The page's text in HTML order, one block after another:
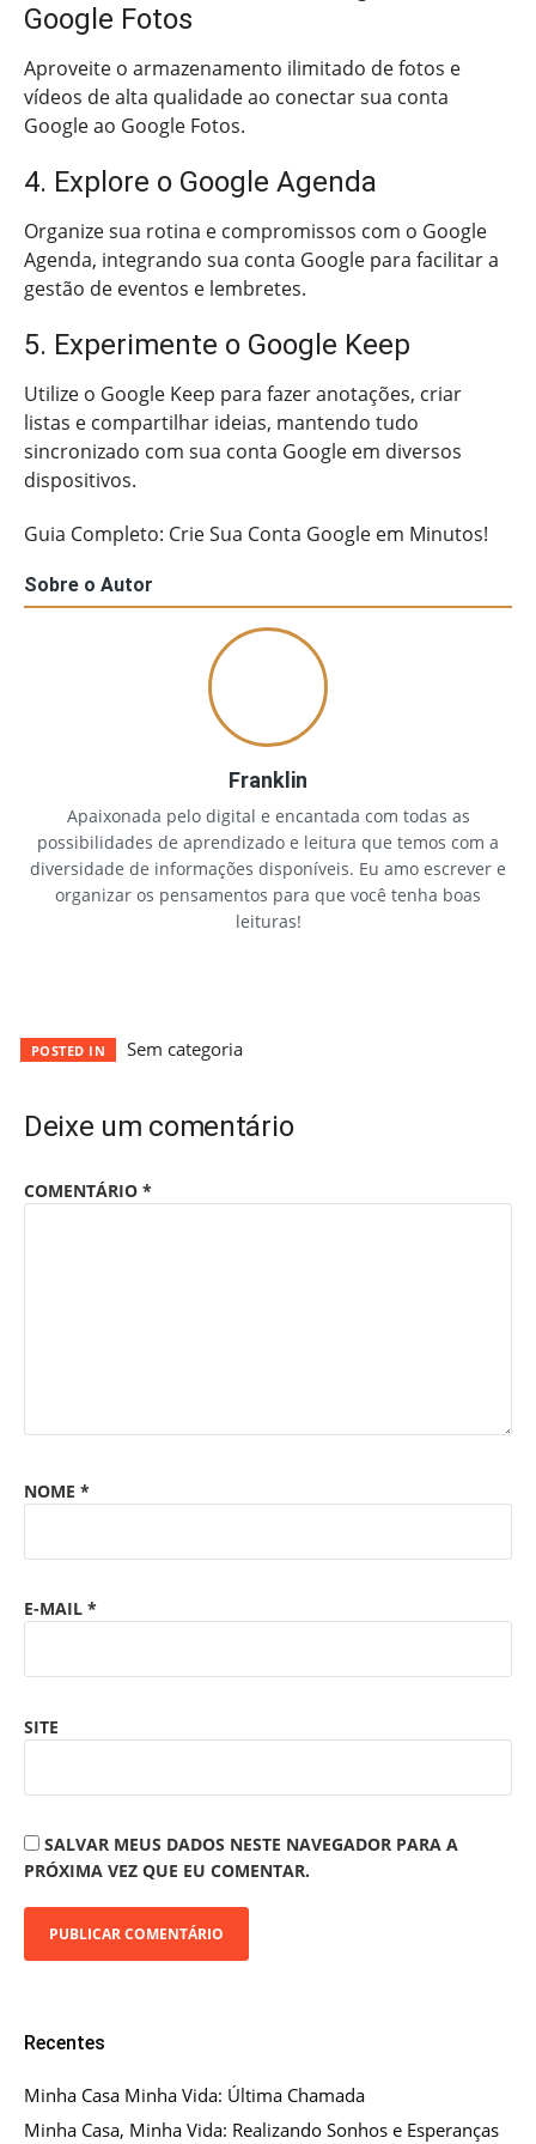
Google Fotos
Aproveite o armazenamento ilimitado de fotos e
vídeos de alta qualidade ao conectar sua conta
Google ao Google Fotos.
4. Explore o Google Agenda
Organize sua rotina e compromissos com o Google
Agenda, integrando sua conta Google para facilitar a
gestão de eventos e lembretes.
5. Experimente o Google Keep
Utilize o Google Keep para fazer anotações, criar
listas e compartilhar ideias, mantendo tudo
sincronizado com sua conta Google em diversos
dispositivos.
Guia Completo: Crie Sua Conta Google em Minutos!
Sobre o Autor
Franklin
Apaixonada pelo digital e encantada com todas as
possibilidades de aprendizado e leitura que temos com a
diversidade de informações disponíveis. Eu amo escrever e
organizar os pensamentos para que você tenha boas
leituras!
POSTED IN Sem categoria
Deixe um comentário
COMENTÁRIO *
NOME *
E-MAIL *
SITE
SALVAR MEUS DADOS NESTE NAVEGADOR PARA A
PRÓXIMA VEZ QUE EU COMENTAR.
Recentes
Minha Casa Minha Vida: Última Chamada
Minha Casa, Minha Vida: Realizando Sonhos e Esperanças